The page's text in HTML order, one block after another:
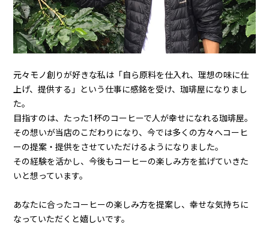
元々モノ創りが好きな私は「自ら原料を仕入れ、理想の味に仕
上げ、提供する」という仕事に感銘を受け、珈琲屋になりまし
た。
目指すのは、たった1杯のコーヒーで人が幸せになれる珈琲屋。
その想いが当店のこだわりになり、今では多くの方々へコーヒ
ーの提案・提供をさせていただけるようになりました。
その経験を活かし、今後もコーヒーの楽しみ方を拡げていきた
いと想っています。
あなたに合ったコーヒーの楽しみ方を提案し、幸せな気持ちに
なっていただくと嬉しいです。